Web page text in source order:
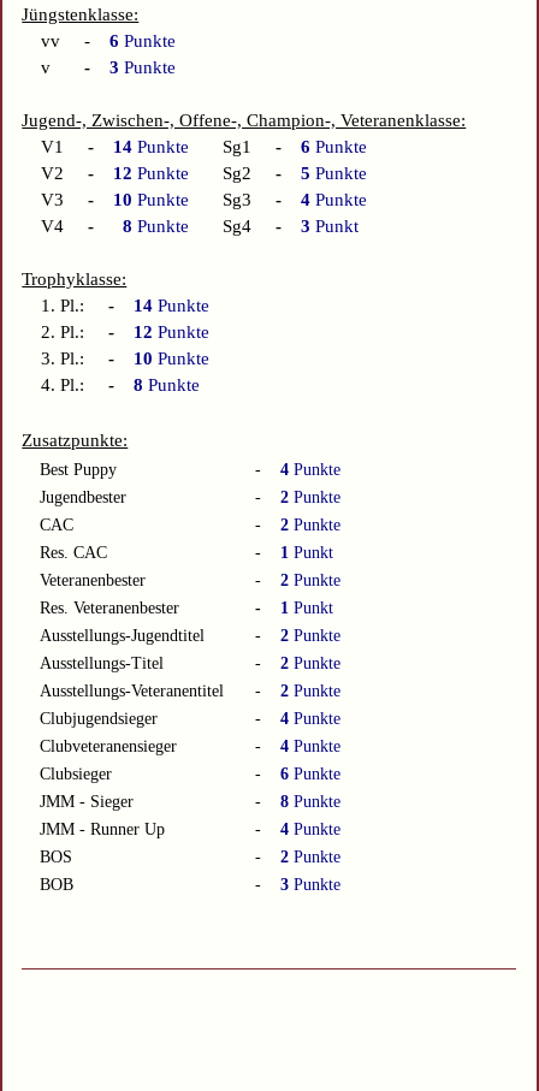
Jüngstenklasse:
vv -6 Punkte
v
-3 Punkte
Jugend-, Zwischen-, Offene-, Champion-, Veteranenklasse:
V1
- 14 Punkte Sg1 -6 Punkte
V2 - 12 Punkte Sg2 -5 Punkte
V3 - 10 Punkte Sg3 -4 Punkte
V4 - 8 Punkte Sg4 -3 Punkt
Trophyklasse:
1. Pl.: - 14 Punkte
2. Pl.: - 12 Punkte
3. Pl.: - 10 Punkte
4. Pl.: - 8 Punkte
Zusatzpunkte:
Best Puppy
-4 Punkte
Jugendbester
-2 Punkte
CAC
-2 Punkte
Res. CAC
- 1 Punkt
Veteranenbester
-2 Punkte
Res. Veteranenbester
- 1 Punkt
Ausstellungs-Jugendtitel
- 2 Punkte
Ausstellungs-Titel
- 2 Punkte
Ausstellungs-Veteranentitel
- 2 Punkte
Clubjugendsieger
-4 Punkte
Clubveteranensieger
-4 Punkte
Clubsieger
-6 Punkte
JMM - Sieger
-8 Punkte
JMM - Runner Up
-4 Punkte
BOS
-2 Punkte
BOB
-3 Punkte